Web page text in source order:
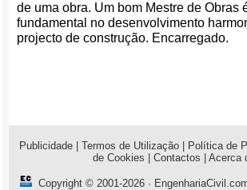
de uma obra. Um bom Mestre de Obras
fundamental no desenvolvimento
projecto de construção. Encarregado.
Publicidade Termos de Utilização Política de
de Cookies
Contactos Acerca
Copyright © 2001-2026 ·